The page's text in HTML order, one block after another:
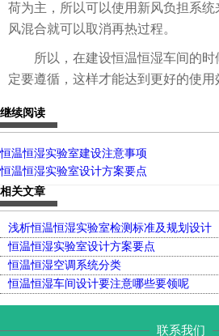
荷为主，所以可以使用新风负担系统
风混合就可以取消再热过程。
所以，在建设恒温恒湿车间的时
定要遵循，这样才能达到更好的使用
继续阅读
恒温恒湿实验室建设注意事项
恒温恒湿实验室设计方案要点
相关文章
浅析恒温恒湿实验室检测标准及规划设计
恒温恒湿实验室设计方案要点
恒温恒湿空调系统分类
恒温恒湿车间设计要注意哪些要领呢
联系我们